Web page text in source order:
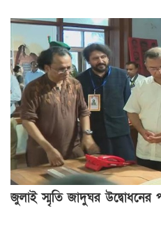
জুলাই স্মৃতি জাদুঘর উদ্বোধনের